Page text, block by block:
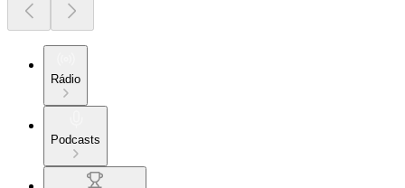
Rádio
Podcasts